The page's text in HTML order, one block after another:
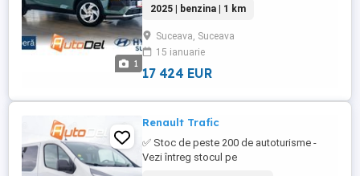
1
Bayon 1.2 79CP "Comfort" /// * Culoare :
Verde Metalizat * Km= 1 > 100% reali &
verificabili * An fabricatie: 2025 * Putere
motor: 79 CP * Combustibil: Benzina *
Cutie viteze Manuala * Tractiune: ...
2025 | benzina | 1 km
Suceava, Suceava
15 ianuarie
17 424 EUR
Renault Trafic
✅ Stoc de peste 200 de autoturisme -
Vezi întreg stocul pe